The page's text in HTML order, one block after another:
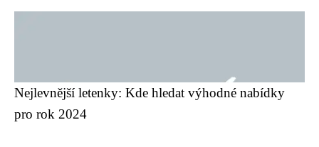
Nejlevnější letenky: Kde hledat výhodné nabídky
pro rok 2024